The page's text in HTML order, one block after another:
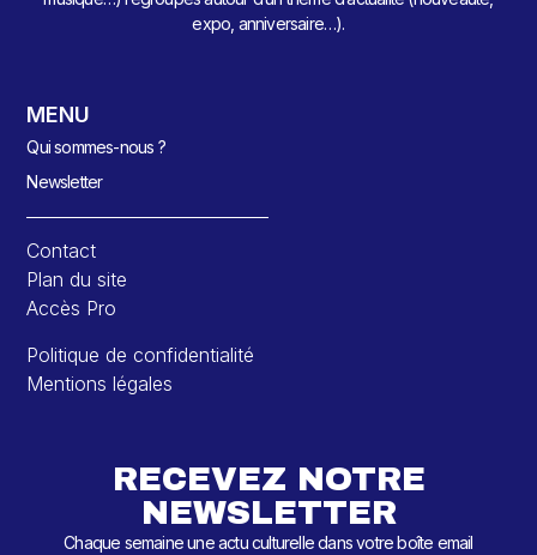
expo, anniversaire…).
MENU
Qui sommes-nous ?
Newsletter
Contact
Plan du site
Accès Pro
Politique de confidentialité
Mentions légales
RECEVEZ NOTRE
NEWSLETTER
Chaque semaine une actu culturelle dans votre boîte email